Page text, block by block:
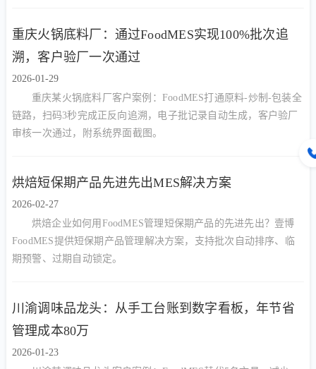
重庆火锅底料厂：通过FoodMES实现100%批次追
溯，客户验厂一次通过
2026-01-29
重庆某火锅底料厂客户案例：FoodMES打通原料-炒制-包装全
链路，扫码3秒完成正反向追溯，电子批记录自动生成，客户验厂
审核一次通过，附系统界面截图。
烘焙短保期产品先进先出MES解决方案
2026-02-27
烘焙企业如何用FoodMES管理短保期产品的先进先出？壹博
FoodMES提供短保期产品管理解决方案，支持批次自动排序、临
期预警、过期自动锁定。
川渝调味品龙头：从手工台账到数字看板，年节省
管理成本80万
2026-01-23